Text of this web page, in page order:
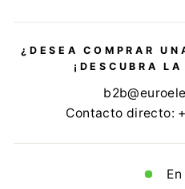
¿DESEA COMPRAR
¡DESCUBRA
Contacto directo: